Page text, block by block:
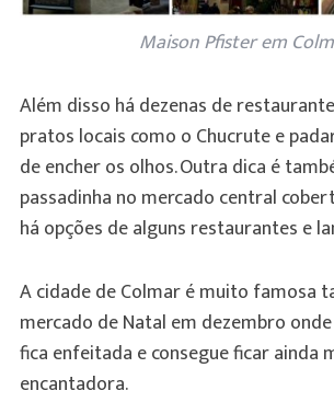
Maison Pfister em
Além disso há dezenas de
pratos locais como o Chucrute e
de encher os olhos. Outra dica é
passadinha no mercado central
há opções de alguns restaurantes e
A cidade de Colmar é muito famosa
mercado de Natal em dezembro
fica enfeitada e consegue ficar ainda
encantadora.